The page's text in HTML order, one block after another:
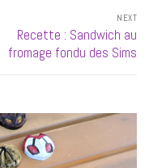
NEXT
Next
post:
Recette : Sandwich au
fromage fondu des Sims